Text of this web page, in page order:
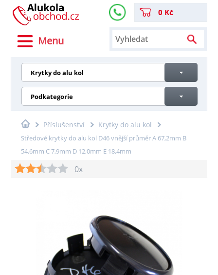
Menu
0 Kč
Krytky do alu kol
Podkategorie
Příslušenství Krytky do alu kol
Středové krytky do alu kol D46 vnější průměr A 67,2mm B
54,6mm C 7,9mm D 12,0mm E 18,4mm
0x